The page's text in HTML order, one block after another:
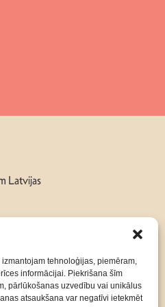
tehnoloģijas, piemēram,
informācijai. Piekrišana šīm
pārlūkošanas uzvedību vai unikālus
atsaukšana var negatīvi ietekmēt
Latvijas